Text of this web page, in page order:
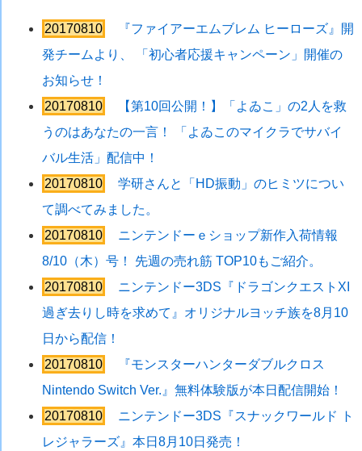
20170810
『ファイアーエムブレム ヒーローズ』開
発チームより、 「初心者応援キャンペーン」開催の
お知らせ！
20170810
【第10回公開！】「よゐこ」の2人を救
うのはあなたの一言！ 「よゐこのマイクラでサバイ
バル生活」配信中！
20170810
学研さんと「HD振動」のヒミツについ
て調べてみました。
20170810
ニンテンドーｅショップ新作入荷情報
8/10（木）号！ 先週の売れ筋 TOP10もご紹介。
20170810
ニンテンドー3DS『ドラゴンクエストXI
過ぎ去りし時を求めて』オリジナルヨッチ族を8月10
日から配信！
20170810
『モンスターハンターダブルクロス
Nintendo Switch Ver.』無料体験版が本日配信開始！
20170810
ニンテンドー3DS『スナックワールド ト
レジャラーズ』本日8月10日発売！